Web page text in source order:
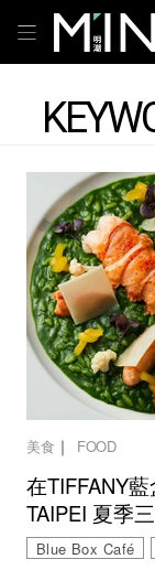
美食 ｜ FOOD
在TIFFANY
TAIPEI 夏季
Blue Box Café